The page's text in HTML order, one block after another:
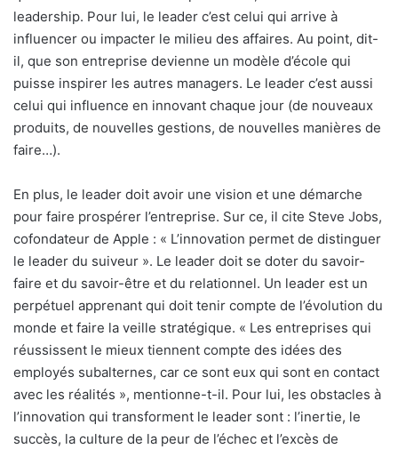
leadership. Pour lui, le leader c’est celui qui arrive à
influencer ou impacter le milieu des affaires. Au point, dit-
il, que son entreprise devienne un modèle d’école qui
puisse inspirer les autres managers. Le leader c’est aussi
celui qui influence en innovant chaque jour (de nouveaux
produits, de nouvelles gestions, de nouvelles manières de
faire…).
En plus, le leader doit avoir une vision et une démarche
pour faire prospérer l’entreprise. Sur ce, il cite Steve Jobs,
cofondateur de Apple : « L’innovation permet de distinguer
le leader du suiveur ». Le leader doit se doter du savoir-
faire et du savoir-être et du relationnel. Un leader est un
perpétuel apprenant qui doit tenir compte de l’évolution du
monde et faire la veille stratégique. « Les entreprises qui
réussissent le mieux tiennent compte des idées des
employés subalternes, car ce sont eux qui sont en contact
avec les réalités », mentionne-t-il. Pour lui, les obstacles à
l’innovation qui transforment le leader sont : l’inertie, le
succès, la culture de la peur de l’échec et l’excès de